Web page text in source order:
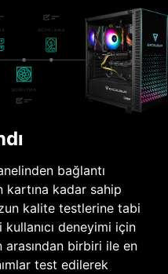
bağlantı
kartına kadar sahip
kalite testlerine tabi
deneyimi için
birbiri ile en
test edilerek